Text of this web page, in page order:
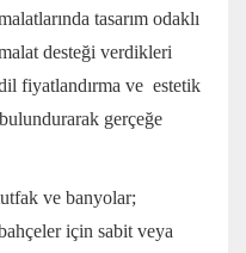
tasarım odaklı
desteği verdikleri
fiyatlandırma ve estetik
gerçeğe
ve banyolar;
için sabit veya